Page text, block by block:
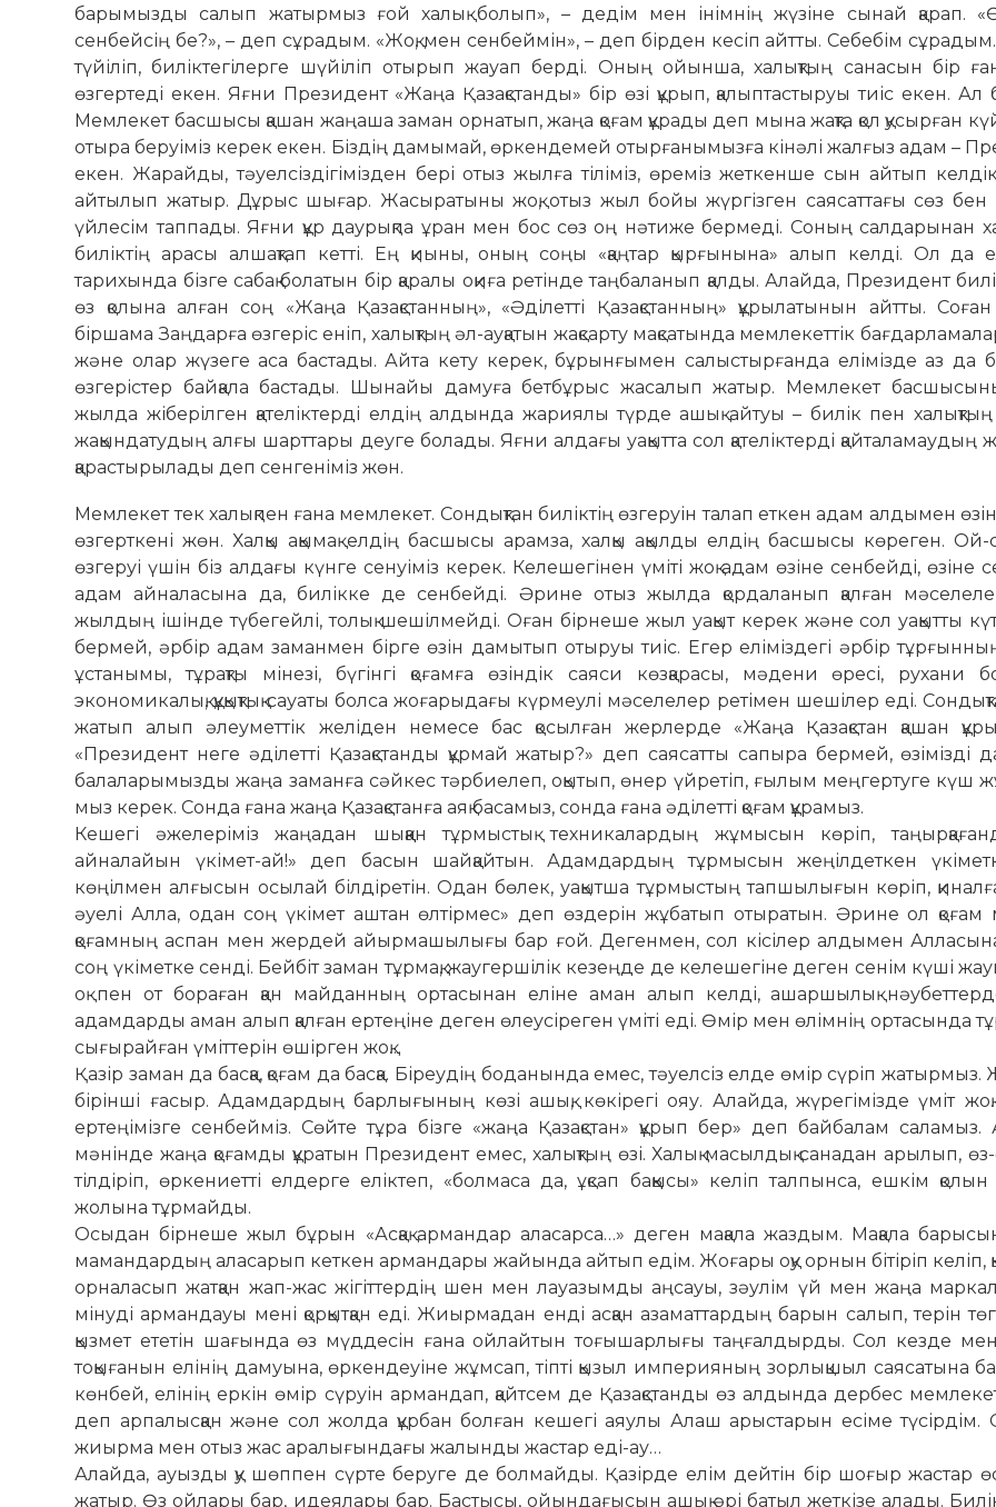
барымызды салып жатырмыз ғой халық болып», – дедім мен інімнің жүзіне сынай қарап.
сенбейсің бе?», – деп сұрадым. «Жоқ, мен сенбеймін», – деп бірден кесіп айтты. Себебім
түйіліп, биліктегілерге шүйіліп отырып жауап берді. Оның ойынша, халықтың санасын бір
өзгертеді екен. Яғни Президент «Жаңа Қазақстанды» бір өзі құрып, қалыптастыруы тиіс екен. Ал
Мемлекет басшысы қашан жаңаша заман орнатып, жаңа қоғам құрады деп мына жақта қол қусырған
отыра беруіміз керек екен. Біздің дамымай, өркендемей отырғанымызға кінәлі жалғыз адам –
екен. Жарайды, тәуелсіздігімізден бері отыз жылға тіліміз, өреміз жеткенше сын айтып
айтылып жатыр. Дұрыс шығар. Жасыратыны жоқ, отыз жыл бойы жүргізген саясаттағы сөз бен
үйлесім таппады. Яғни құр даурықпа ұран мен бос сөз оң нәтиже бермеді. Соның салдарынан
биліктің арасы алшақтап кетті. Ең қиыны, оның соңы «қаңтар қырғынына» алып келді. Ол да
тарихында бізге сабақ болатын бір қаралы оқиға ретінде таңбаланып қалды. Алайда, Президент
өз қолына алған соң «Жаңа Қазақстанның», «Әділетті Қазақстанның» құрылатынын айтты.
біршама Заң­дарға өзгеріс еніп, халықтың әл-ауқатын жақсарту мақсатында мем­ле­кеттік
және олар жүзеге аса бастады. Айта кету керек, бұрынғымен салыстырғанда елі­мізде аз да
өзгерістер бай­қала бастады. Шынайы дамуға бет­бұрыс жасалып жатыр. Мемлекет
жылда жіберілген қате­ліктерді елдің алдында жариялы түрде ашық айтуы – билік пен
жақындатудың алғы шарттары деуге болады. Яғни алдағы уақытта сол қателіктерді қайталамаудың
қарастырылады деп сенгеніміз жөн.
Мемлекет тек халықпен ғана мемлекет. Сондықтан биліктің өзгеруін талап еткен адам алдымен
өзгерткені жөн. Халқы ақымақ елдің басшысы арамза, халқы ақылды елдің басшысы көреген. Ой-
өзгеруі үшін біз алдағы күнге сенуіміз керек. Келешегінен үміті жоқ адам өзіне сенбейді, өзіне
адам айналасына да, билікке де сенбейді. Әрине отыз жылда қордаланып қал­ған
жылдың ішінде түбегейлі, толық шешілмейді. Оған бірнеше жыл уақыт керек және сол уақытты
бермей, әрбір адам заманмен бірге өзін дамытып отыруы тиіс. Егер еліміздегі әрбір
ұстанымы, тұрақты мінезі, бүгінгі қоғамға өзіндік саяси көзқарасы, мәдени өресі, рухани
экономикалық, құқықтық сауаты болса жоғарыдағы күрмеулі мәселелер ретімен шешілер еді.
жатып алып әлеуметтік желіден немесе бас қосылған жерлерде «Жаңа Қазақстан қашан
«Президент неге әділетті Қазақстанды құрмай жатыр?» деп саясатты сапыра бермей, өзімізді
балаларымызды жаңа за­манға сәйкес тәрбиелеп, оқытып, өнер үйретіп, ғылым меңгертуге күш
мыз керек. Сонда ғана жаңа Қазақстанға аяқ басамыз, сонда ғана әділетті қоғам құрамыз.
Кешегі әжелеріміз жаңадан шыққан тұрмыстық техникалардың жұмысын көріп,
айналайын үкімет-ай!» деп басын шайқайтын. Адамдардың тұрмысын жеңілдеткен
көңілмен алғысын осылай білдіретін. Одан бөлек, уақытша тұр­мыстың тапшылығын көріп,
әуелі Алла, одан соң үкімет аштан өлтірмес» деп өздерін жұба­тып отыратын. Әрине ол қоғам
қоғамның аспан мен жердей айыр­ма­шылығы бар ғой. Дегенмен, сол кісілер алдымен
соң үкіметке сенді. Бейбіт заман тұрмақ, жаугершілік кезеңде де келешегіне деген сенім күші
оқ пен от бораған қан майданның ортасынан еліне аман алып келді, ашаршылық
адамдарды аман алып қалған ертеңіне деген өлеусіреген үміті еді. Өмір мен өлімнің ортасында
сығырайған үміттерін өшірген жоқ…
Қазір заман да басқа, қоғам да басқа. Біреудің боданында емес, тәуелсіз елде өмір сүріп
бірінші ғасыр. Адамдардың барлығының көзі ашық, көкірегі ояу. Алайда, жүрегімізде үміт жоқ.
ертеңімізге сенбейміз. Сөйте тұра бізге «жаңа Қазақстан» құрып бер» деп байбалам
мәнінде жаңа қоғамды құратын Президент емес, халықтың өзі. Халық масылдық санадан арылып,
тілдіріп, өркениетті елдерге еліктеп, «бол­маса да, ұқсап баққысы» келіп тал­пынса, ешкім
жолына тұрмайды.
Осыдан бірнеше жыл бұрын «Асқақ армандар аласарса…» деген ма­қала жаздым. Мақала
мамандардың аласарып кеткен ар­­ман­дары жайында айтып едім. Жо­ғары оқу орнын бітіріп келіп,
ор­наласып жатқан жап-жас жігіт­тер­дің шен мен лауазымды аңсауы, зәулім үй мен жаңа
мінуді армандауы мені қорқытқан еді. Жиырмадан енді асқан азаматтардың барын салып, терін
қызмет ететін шағында өз мүддесін ғана ойлайтын тоғышарлығы таңғалдырды. Сол кезде мен
тоқығанын елінің дамуына, өркендеуіне жұмсап, тіпті қызыл империяның зорлықшыл саясатына
көнбей, елінің еркін өмір сүруін армандап, қайтсем де Қазақстанды өз алдында дербес
деп арпалысқан және сол жолда құрбан болған кешегі аяулы Алаш арыстарын есіме түсірдім.
жиырма мен отыз жас аралығындағы жалынды жастар еді-ау…
Алайда, ауызды қу шөппен сүрте беруге де болмайды. Қазірде елім дейтін бір шоғыр жастар
жатыр. Өз ойлары бар, идеялары бар. Бастысы, ойындағысын ашық әрі батыл жеткізе алады.